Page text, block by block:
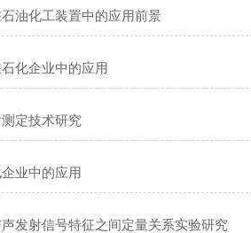
油化工装置中的应用前景
化企业中的应用
定技术研究
业中的应用
发射信号特征之间定量关系实验研究